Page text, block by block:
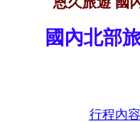
國內北部
行程內容